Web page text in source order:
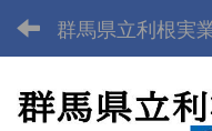
群馬県立利根実